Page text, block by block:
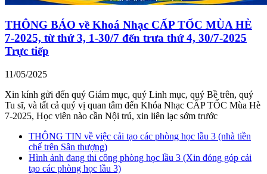
THÔNG BÁO về Khoá Nhạc CẤP TỐC MÙA HÈ
7-2025, từ thứ 3, 1-30/7 đến trưa thứ 4, 30/7-2025
Trực tiếp
11/05/2025
Xin kính gửi đến quý Giám mục, quý Linh mục, quý Bề trên, quý
Tu sĩ, và tất cả quý vị quan tâm đến Khóa Nhạc CẤP TỐC Mùa Hè
7-2025, Học viên nào cần Nội trú, xin liên lạc sớm trước
THÔNG TIN về việc cải tạo các phòng học lầu 3 (nhà tiền
chế trên Sân thượng)
Hình ảnh đang thi công phòng học lầu 3 (Xin đóng góp cải
tạo các phòng học lầu 3)